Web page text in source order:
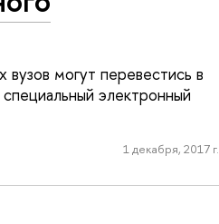
могут перевестись в
электронный
1 декабря, 2017 г.